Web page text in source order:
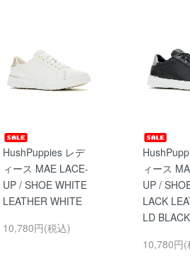
HushPuppies レデ
ィース MAE LACE-
UP / SHOE WHITE
LEATHER WHITE
10,780円(税込)
ィース
UP /
LACK
LD BLACK
10,780円(